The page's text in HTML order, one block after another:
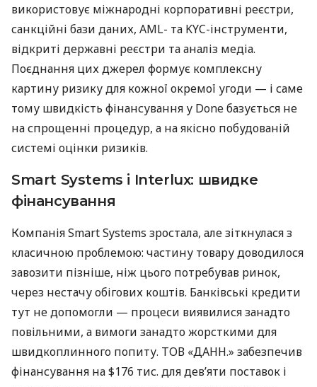
використовує міжнародні корпоративні реєстри,
санкційні бази даних, AML- та KYC-інструменти,
відкриті державні реєстри та аналіз медіа.
Поєднання цих джерел формує комплексну
картину ризику для кожної окремої угоди — і саме
тому швидкість фінансування у Done базується не
на спрощенні процедур, а на якісно побудованій
системі оцінки ризиків.
Smart Systems і Interlux: швидке
фінансування
Компанія Smart Systems зростала, але зіткнулася з
класичною проблемою: частину товару доводилося
завозити пізніше, ніж цього потребував ринок,
через нестачу обігових коштів. Банківські кредити
тут не допомогли — процеси виявилися занадто
повільними, а вимоги занадто жорсткими для
швидкоплинного попиту. ТОВ «ДАНН.» забезпечив
фінансування на $176 тис. для дев’яти поставок і